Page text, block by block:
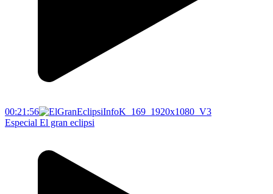
00:21:56
Especial El gran eclipsi